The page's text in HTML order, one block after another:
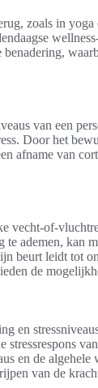
zoals in
benadering,
van een
Door het
afname van
vecht-of-
ademen, kan
beurt leidt tot
de
en
stressrespons
en de algehele
van de